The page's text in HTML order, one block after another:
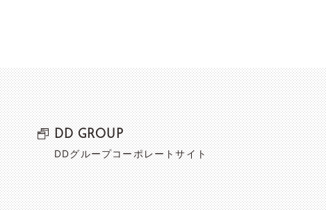
DD GROUP
DDグループコーポレートサイト